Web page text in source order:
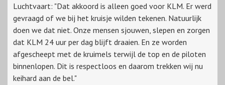
Luchtvaart: "Dat akkoord is alleen goed voor KLM. Er werd
gevraagd of we bij het kruisje wilden tekenen. Natuurlijk
doen we dat niet. Onze mensen sjouwen, slepen en zorgen
dat KLM 24 uur per dag blijft draaien. En ze worden
afgescheept met de kruimels terwijl de top en de piloten
binnenlopen. Dit is respectloos en daarom trekken wij nu
keihard aan de bel."